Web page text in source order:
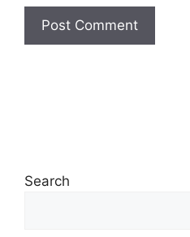
Search